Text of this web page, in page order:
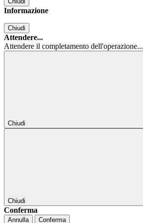
Informazione
Chiudi
Attendere...
Attendere il completamento dell'operazione...
Chiudi
Chiudi
Conferma
Annulla Conferma